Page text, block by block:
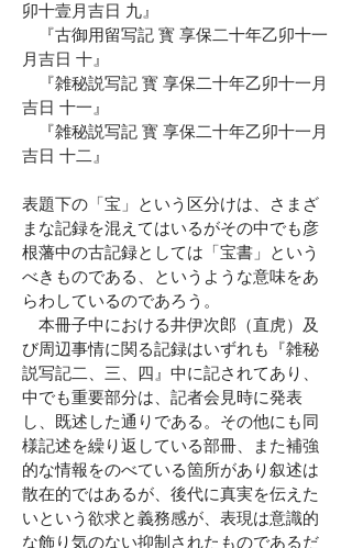
卯十壹月吉日 九』
『古御用留写記 寳 享保二十年乙卯十一
月吉日 十』
『雑秘説写記 寳 享保二十年乙卯十一月
吉日 十一』
『雑秘説写記 寳 享保二十年乙卯十一月
吉日 十二』
表題下の「宝」という区分けは、さまざ
まな記録を混えてはいるがその中でも彦
根藩中の古記録としては「宝書」という
べきものである、というような意味をあ
らわしているのであろう。
本冊子中における井伊次郎（直虎）及
び周辺事情に関る記録はいずれも『雑秘
説写記二、三、四』中に記されてあり、
中でも重要部分は、記者会見時に発表
し、既述した通りである。その他にも同
様記述を繰り返している部冊、また補強
的な情報をのべている箇所があり叙述は
散在的ではあるが、後代に真実を伝えた
いという欲求と義務感が、表現は意識的
な飾り気のない抑制されたものであるだ